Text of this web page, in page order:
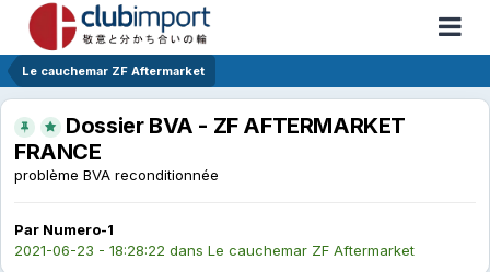
Le cauchemar ZF Aftermarket
Dossier BVA - ZF AFTERMARKET
FRANCE
problème BVA reconditionnée
Par Numero-1
2021-06-23 - 18:28:22 dans Le cauchemar ZF Aftermarket